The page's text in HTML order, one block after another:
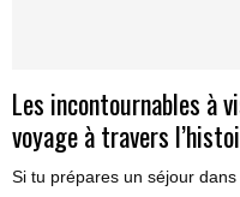
Les incontournables à
voyage à travers
Si tu prépares un séjour